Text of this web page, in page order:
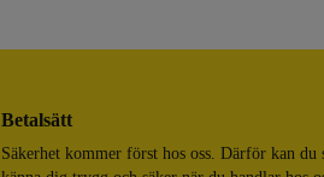
Betalsätt
Säkerhet kommer först hos oss. Därför kan